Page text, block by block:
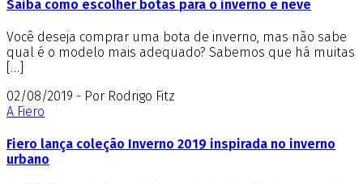
Saiba como escolher botas para o inverno e neve
Você deseja comprar uma bota de inverno, mas não sabe
qual é o modelo mais adequado? Sabemos que há muitas
[…]
02/08/2019 - Por Rodrigo Fitz
A Fiero
Fiero lança coleção Inverno 2019 inspirada no inverno
urbano